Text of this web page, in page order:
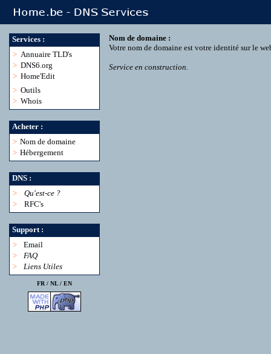
Services :
> Annuaire TLD's
> DNS6.org
> Home'Edit
> Outils
> Whois
Acheter :
> Nom de domaine
> Hébergement
DNS :
>
Qu'est-ce ?
>
RFC's
Support :
>
Email
>
FAQ
>
Liens Utiles
FR / NL/ EN
Nom de domaine :
Votre nom de domaine est votre identité sur le
Service en construction.